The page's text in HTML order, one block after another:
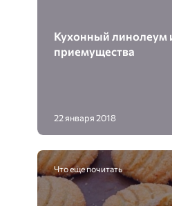
Кухонный линолеум
приемущества
22 января 2018
Что еще почитать